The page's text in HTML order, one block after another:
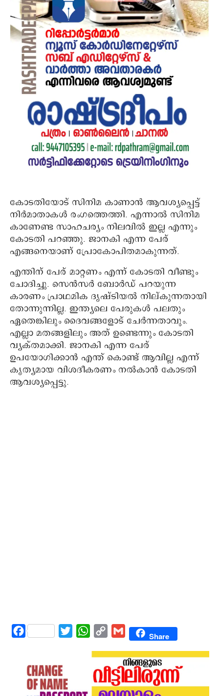
കോടതിയോട് സിനിമ കാണാൻ ആവശ്യപ്പെട്ട്
നിർമാതാകൾ രംഗത്തെത്തി. എന്നാൽ സിനിമ
കാണേണ്ട സാഹചര്യം നിലവിൽ ഇല്ല എന്നും
കോടതി പറഞ്ഞു. ജാനകി എന്ന പേര്
എങ്ങനെയാണ് പ്രോകോപിതമാകുന്നത്.
എന്തിന് പേര് മാറ്റണം എന്ന് കോടതി വീണ്ടും
ചോദിച്ചു. സെൻസർ ബോർഡ്‌ പറയുന്ന
കാരണം പ്രാഥമിക ദൃഷ്ടിയൽ നില്കുന്നതായി
തോന്നുന്നില്ല. ഇന്ത്യലെ പേരുകൾ പലതും
ഏതെങ്കിലും ദൈവങ്ങളോട് ചേർന്നതാവും.
എല്ലാ മതങ്ങളിലും അത് ഉണ്ടെന്നും കോടതി
വ്യക്തമാക്കി. ജാനകി എന്ന പേര്
ഉപയോഗിക്കാൻ എന്ത് കൊണ്ട് ആവില്ല എന്ന്
കൃത്യമായ വിശദീകരണം നൽകാൻ കോടതി
ആവശ്യപ്പെട്ടു.
Facebook Twitter WhatsAppCopy
Gmail Share